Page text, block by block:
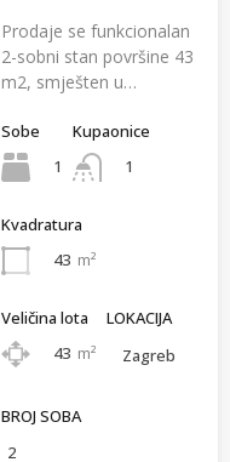
Prodaje se funkcionalan
2-sobni stan površine 43
m2, smješten u…
Sobe
1
Kupaonice
1
Kvadratura
43 m²
Veličina lota
43 m²
LOKACIJA
Zagreb
BROJ SOBA
2